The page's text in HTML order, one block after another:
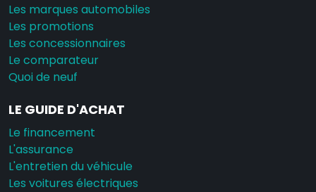
Les marques automobiles
Les promotions
Les concessionnaires
Le comparateur
Quoi de neuf
LE GUIDE D'ACHAT
Le financement
L'assurance
L'entretien du véhicule
Les voitures électriques